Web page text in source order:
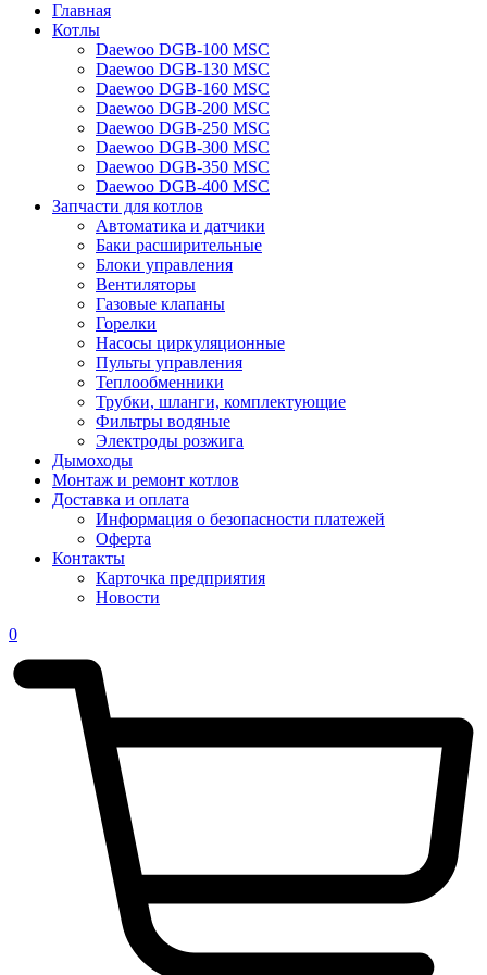
Главная
Котлы
Daewoo DGB-100 MSC
Daewoo DGB-130 MSC
Daewoo DGB-160 MSC
Daewoo DGB-200 MSC
Daewoo DGB-250 MSC
Daewoo DGB-300 MSC
Daewoo DGB-350 MSC
Daewoo DGB-400 MSC
Запчасти для котлов
Автоматика и датчики
Баки расширительные
Блоки управления
Вентиляторы
Газовые клапаны
Горелки
Насосы циркуляционные
Пульты управления
Теплообменники
Трубки, шланги, комплектующие
Фильтры водяные
Электроды розжига
Дымоходы
Монтаж и ремонт котлов
Доставка и оплата
Информация о безопасности платежей
Оферта
Контакты
Карточка предприятия
Новости
0